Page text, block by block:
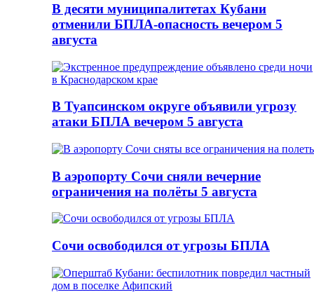
В десяти муниципалитетах Кубани
отменили БПЛА-опасность вечером 5
августа
В Туапсинском округе объявили угрозу
атаки БПЛА вечером 5 августа
В аэропорту Сочи сняли вечерние
ограничения на полёты 5 августа
Сочи освободился от угрозы БПЛА